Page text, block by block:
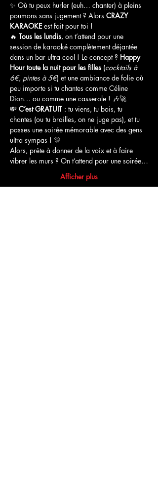
✨ Où tu peux hurler (euh… chanter) à pleins
poumons sans jugement ? Alors CRAZY
KARAOKE est fait pour toi !
🔥 Tous les lundis, on t’attend pour une
session de karaoké complètement déjantée
dans un bar ultra cool ! Le concept ? Happy
Hour toute la nuit pour les filles (cocktails à
6€, pintes à 5€) et une ambiance de folie où
peu importe si tu chantes comme Céline
Dion… ou comme une casserole ! 🎶🚀
💸 C’est GRATUIT : tu viens, tu bois, tu
chantes (ou tu brailles, on ne juge pas), et tu
passes une soirée mémorable avec des gens
ultra sympas ! 🎊
Alors, prête à donner de la voix et à faire
vibrer les murs ? On t’attend pour une soirée…
Afficher plus